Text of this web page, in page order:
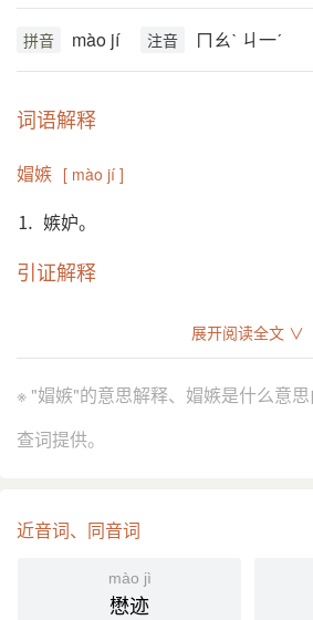
拼音 mào jí 注音 ㄇㄠˋ ㄐ一ˊ
词语解释
媢嫉 [ mào jí ]
⒈ 嫉妒。
引证解释
《逸周书·皇门》：“是人斯乃
唐 柳宗元 《与肖翰林俛书》：
得礼部员外郎，超取显美，欲免
清 薛福成 《李德裕纳维州降将
虚张声势，协和误国，置中原
展开阅读全文 ∨
※ "媢嫉"的意思解释、媢嫉是什么意思
查词提供。
近音词、同音词
mào jì
懋迹